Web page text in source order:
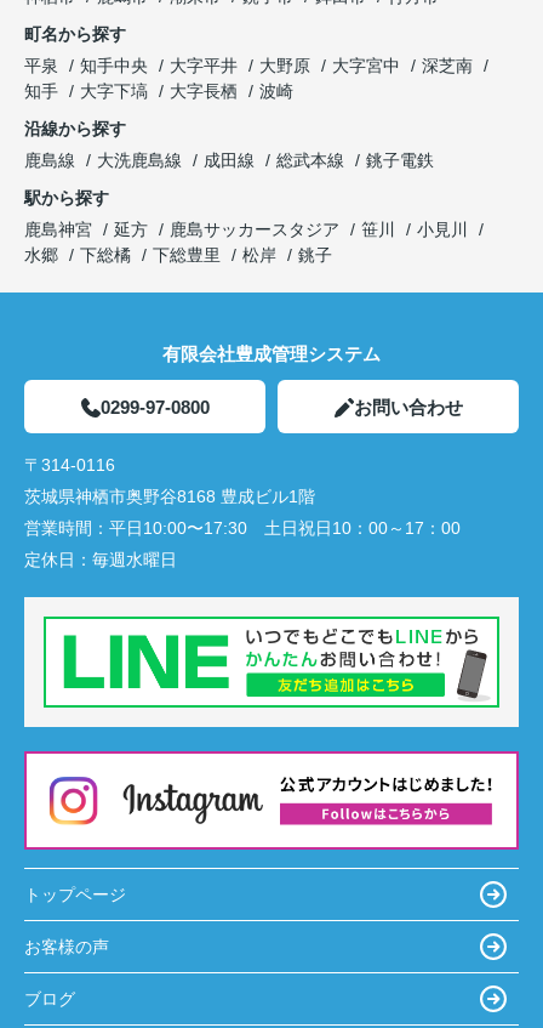
町名から探す
平泉
知手中央 大字平井 大野原 大字宮中
深芝南
知手
大字下塙 大字長栖
波崎
沿線から探す
鹿島線
大洗鹿島線 成田線 総武本線
銚子電鉄
駅から探す
鹿島神宮
延方 鹿島サッカースタジア 笹川
小見川
水郷
下総橘 下総豊里 松岸 銚子
有限会社豊成管理システム
0299-97-0800 お問い合わせ
〒314-0116
茨城県神栖市奥野谷8168 豊成ビル1階
営業時間： 平日10:00〜17:30 土日祝日10：00～17：00
定休日： 毎週水曜日
トップページ
お客様の声
ブログ